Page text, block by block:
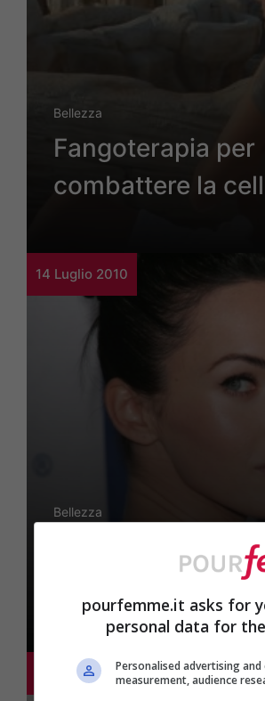
Bellezza
Fangoterapia per
combattere la
14 Luglio 2010
Bellezza
Tatuaggi frasi
aforismi d’amore
8 Aprile 2010
pourfemme.it asks for
personal data for
Personalised advertising
measurement, audience